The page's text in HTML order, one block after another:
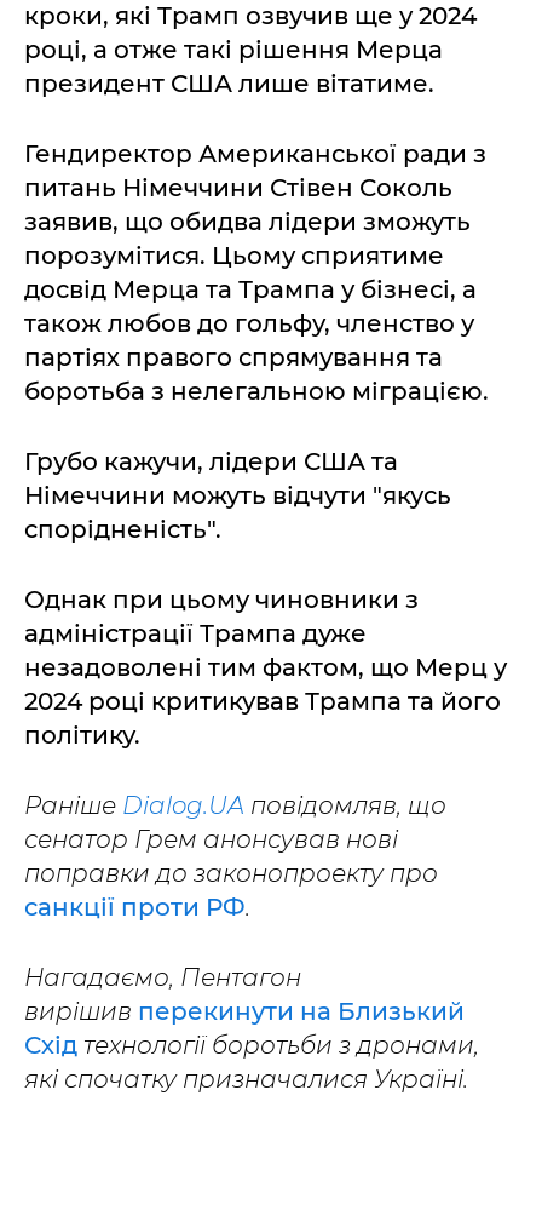
кроки, які Трамп озвучив ще у 2024
році, а отже такі рішення Мерца
президент США лише вітатиме.
Гендиректор Американської ради з
питань Німеччини Стівен Соколь
заявив, що обидва лідери зможуть
порозумітися. Цьому сприятиме
досвід Мерца та Трампа у бізнесі, а
також любов до гольфу, членство у
партіях правого спрямування та
боротьба з нелегальною міграцією.
Грубо кажучи, лідери США та
Німеччини можуть відчути "якусь
спорідненість".
Однак при цьому чиновники з
адміністрації Трампа дуже
незадоволені тим фактом, що Мерц у
2024 році критикував Трампа та його
політику.
Раніше Dialog.UA повідомляв, що
сенатор Грем анонсував нові
поправки до законопроекту про
санкції проти РФ.
Нагадаємо, Пентагон
вирішив перекинути на Близький
Схід технології боротьби з дронами,
які спочатку призначалися Україні.